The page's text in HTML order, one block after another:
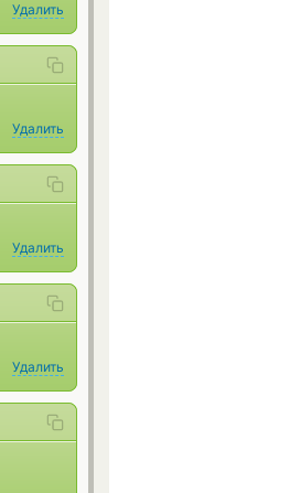
Удалить
Удалить
Удалить
Удалить